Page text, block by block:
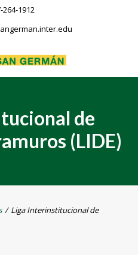
264-1912
de
(LIDE)
/ Liga Interinstitucional de